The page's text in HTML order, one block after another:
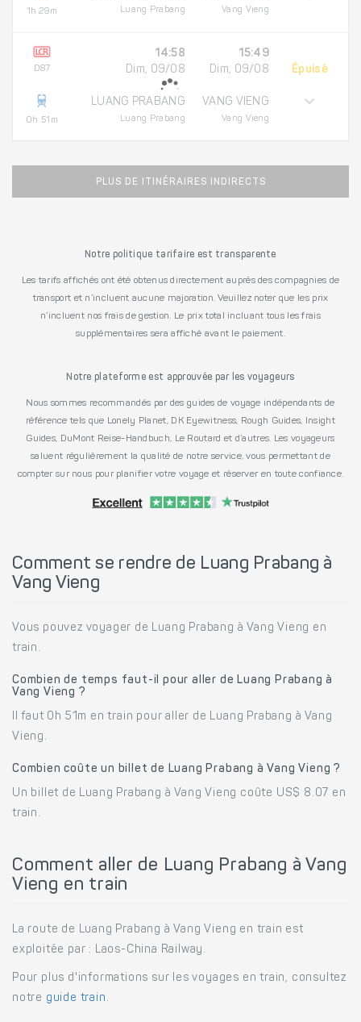
1h 29m Luang Prabang Vang Vieng
D87
0h 51m
14:58
Dim, 09/08
LUANG PRABANG
Luang Prabang
15:49
Dim, 09/08
VANG VIENG
Vang Vieng
Épuisé
PLUS DE ITINÉRAIRES INDIRECTS
Notre politique tarifaire est transparente
Les tarifs affichés ont été obtenus directement auprès des compagnies de
transport et n’incluent aucune majoration. Veuillez noter que les prix
n’incluent nos frais de gestion. Le prix total incluant tous les frais
supplémentaires sera affiché avant le paiement.
Notre plateforme est approuvée par les voyageurs
Nous sommes recommandés par des guides de voyage indépendants de
référence tels que Lonely Planet, DK Eyewitness, Rough Guides, Insight
Guides, DuMont Reise-Handbuch, Le Routard et d’autres. Les voyageurs
saluent régulièrement la qualité de notre service, vous permettant de
compter sur nous pour planifier votre voyage et réserver en toute confiance.
Comment se rendre de Luang Prabang à
Vang Vieng
Vous pouvez voyager de Luang Prabang à Vang Vieng en
train.
Combien de temps faut-il pour aller de Luang Prabang à
Vang Vieng ?
Il faut 0h 51m en train pour aller de Luang Prabang à Vang
Vieng.
Combien coûte un billet de Luang Prabang à Vang Vieng ?
Un billet de Luang Prabang à Vang Vieng coûte US$ 8.07 en
train.
Comment aller de Luang Prabang à Vang
Vieng en train
La route de Luang Prabang à Vang Vieng en train est
exploitée par : Laos-China Railway.
Pour plus d'informations sur les voyages en train, consultez
notre guide train .